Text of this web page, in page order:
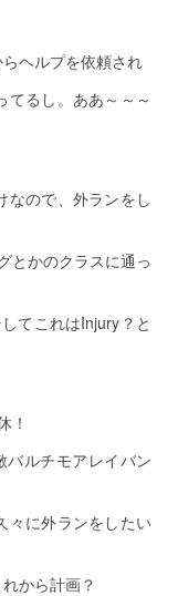
ヘルプを依頼され
てるし。ああ～～～
なので、外ランをし
とかのクラスに通っ
てこれはInjury？と
！
ルチモアレイバン
々に外ランをしたい
から計画？